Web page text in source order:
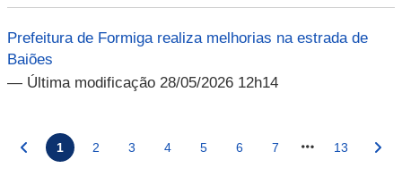
Prefeitura de Formiga realiza melhorias na estrada de
Baiões
— Última modificação 28/05/2026 12h14
1 2 3 4 5 6 7 13